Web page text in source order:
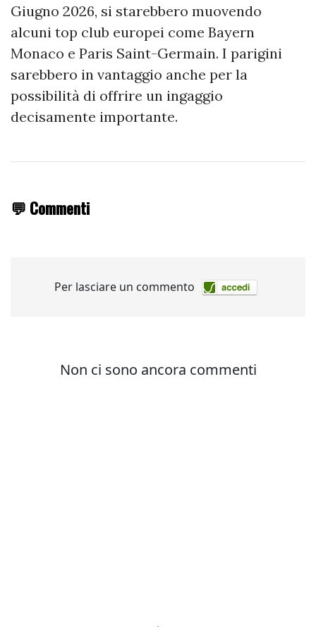
Giugno 2026, si starebbero muovendo
alcuni top club europei come Bayern
Monaco e Paris Saint-Germain. I parigini
sarebbero in vantaggio anche per la
possibilità di offrire un ingaggio
decisamente importante.
💬 Commenti